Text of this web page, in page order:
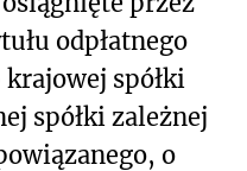
odpłatnego
spółki
spółki zależnej
o